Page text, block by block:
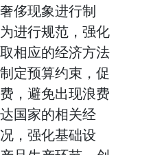
侈现象进行制
进行规范，强化
相应的经济方法
定预算约束，促
，避免出现浪费
国家的相关经
，强化基础设